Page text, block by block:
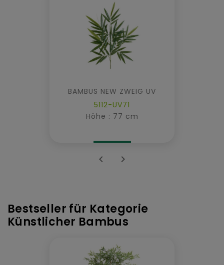
BAMBUS NEW ZWEIG UV
5112-UV71
Höhe : 77 cm
 
Bestseller für Kategorie
Künstlicher Bambus